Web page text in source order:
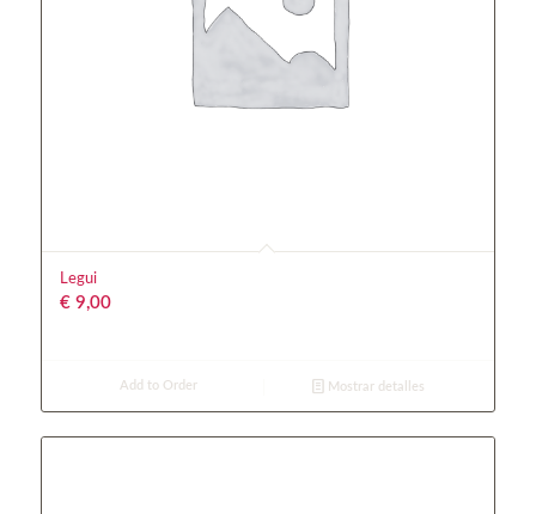
Legui
€9,00
Add to Order Mostrar detalles